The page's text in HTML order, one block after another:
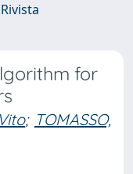
for
; TOMASSO,